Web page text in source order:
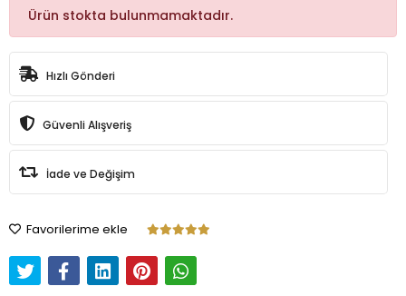
Ürün stokta bulunmamaktadır.
Hızlı Gönderi
Güvenli Alışveriş
İade ve Değişim
Favorilerime ekle